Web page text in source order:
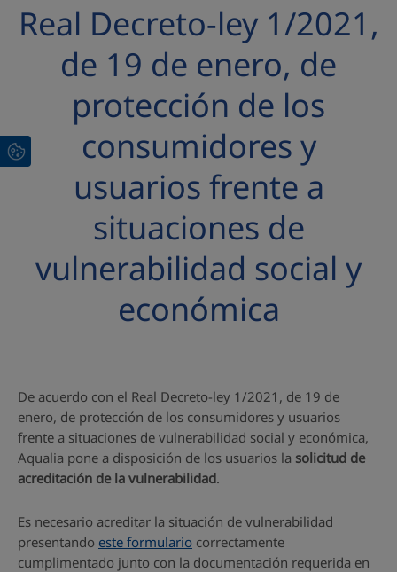
Real Decreto-ley 1/2021,
de 19 de enero, de
protección de los
consumidores y
usuarios frente a
situaciones de
vulnerabilidad social y
económica
De acuerdo con el Real Decreto-ley 1/2021, de 19 de
enero, de protección de los consumidores y usuarios
frente a situaciones de vulnerabilidad social y económica,
Aqualia pone a disposición de los usuarios la solicitud de
acreditación de la vulnerabilidad.
Es necesario acreditar la situación de vulnerabilidad
presentando este formulario correctamente
cumplimentado junto con la documentación requerida en